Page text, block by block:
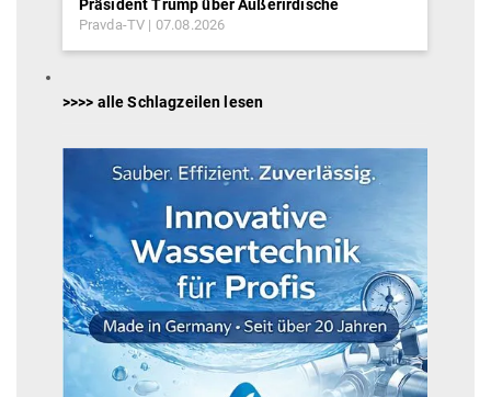
Präsident Trump über Außerirdische
Pravda-TV 07.08.2026
>>>> alle Schlagzeilen lesen